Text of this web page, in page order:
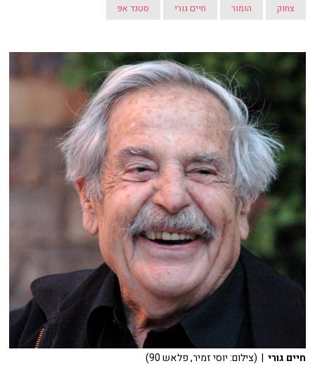
צחוק הומור חיים גורי סטנד אפ
חיים גורי | (צילום: יוסי זמיר, פלאש 90)